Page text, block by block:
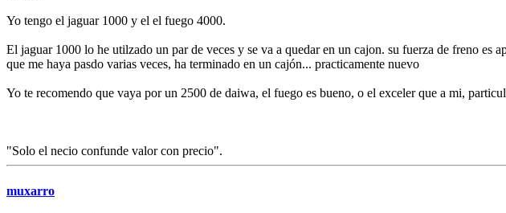
Yo tengo el jaguar 1000 y el el fuego 4000.
El jaguar 1000 lo he utilzado un par de veces y se va a quedar en un cajon. su fuerza de freno es
que me haya pasdo varias veces, ha terminado en un cajón... practicamente nuevo
Yo te recomendo que vaya por un 2500 de daiwa, el fuego es bueno, o el exceler que a mi,
"Solo el necio confunde valor con precio".
muxarro